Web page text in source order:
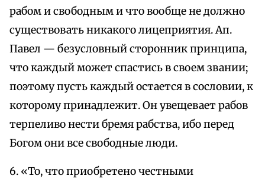
рабом и свободным и что вообще не должно
существовать никакого лицеприятия. Ап.
Павел — безусловный сторонник принципа,
что каждый может спастись в своем звании;
поэтому пусть каждый остается в сословии, к
которому принадлежит. Он увещевает рабов
терпеливо нести бремя рабства, ибо перед
Богом они все свободные люди.
6. «То, что приобретено честными